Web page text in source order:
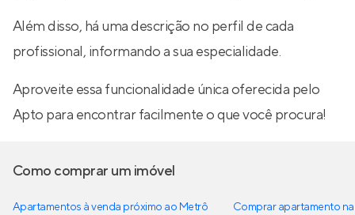
Além disso, há uma descrição no perfil de cada
profissional, informando a sua especialidade.
Aproveite essa funcionalidade única oferecida pelo
Apto para encontrar facilmente o que você procura!
Como comprar um imóvel
Apartamentos à venda próximo ao Metrô
Comprar apartamento